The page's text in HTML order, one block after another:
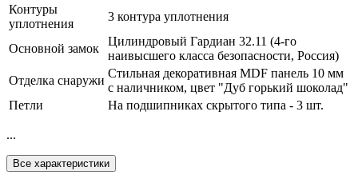
Контуры
уплотнения
3 контура уплотнения
Основной замок
Цилиндровый Гардиан 32.11 (4-го
наивысшего класса безопасности, Россия)
Отделка снаружи
Стильная декоративная MDF панель 10 мм
с наличником, цвет "Дуб горький шоколад"
Петли
На подшипниках скрытого типа - 3 шт.
...
Все характеристики